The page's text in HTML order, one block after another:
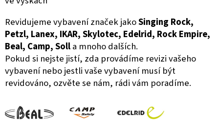
Revidujeme vybavení značek jakoSinging Rock,
Petzl, Lanex, IKAR, Skylotec, Edelrid, Rock Empire,
Beal, Camp, Solla mnoho dalších.
Pokud si nejste jistí, zda provádíme revizi vašeho
vybavení nebo jestli vaše vybavení musí být
revidováno, ozvěte se nám, rádi vám poradíme.